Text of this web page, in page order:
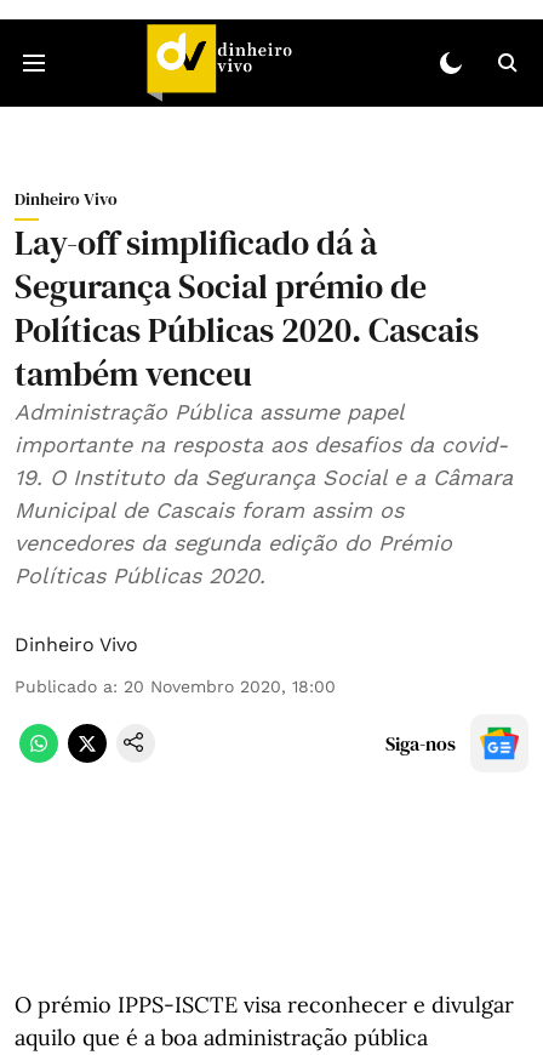
Dinheiro Vivo
Lay-off simplificado dá à
Segurança Social prémio de
Políticas Públicas 2020. Cascais
também venceu
Administração Pública assume papel
importante na resposta aos desafios da covid-
19. O Instituto da Segurança Social e a Câmara
Municipal de Cascais foram assim os
vencedores da segunda edição do Prémio
Políticas Públicas 2020.
Dinheiro Vivo
Publicado a: 20 Novembro 2020, 18:00
Siga-nos
O prémio IPPS-ISCTE visa reconhecer e divulgar
aquilo que é a boa administração pública